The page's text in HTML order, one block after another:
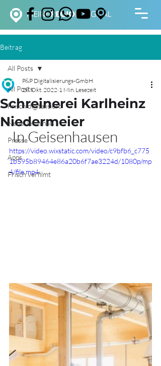
Beitrag
All Posts
Frisch digitalisiert
Neue Terminals
Presse
Apps
Frisch verfilmt
All Posts
Schreinerei Karlheinz
Niedermeier
P&P Digitalisierungs-GmbH
28. Okt. 2022 1 Min. Lesezeit
In Geisenhausen
https://video.wixstatic.com/video/c9bfb6_c775
1b595b89464e86a20b6f7ae3224d/1080p/mp
4/file.mp4